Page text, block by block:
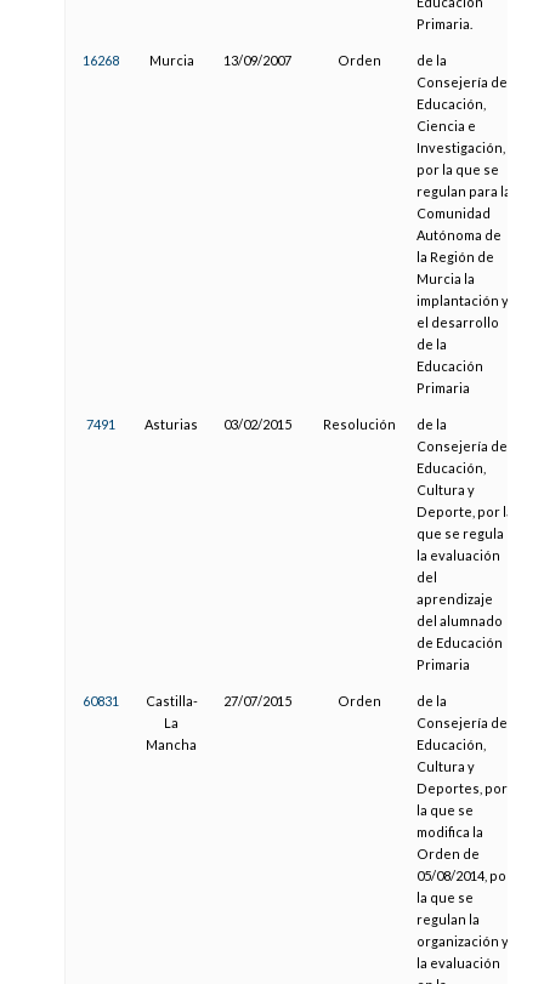
Primaria.
16268 Murcia 13/09/2007 Orden
de la
Consejería de
Educación,
Ciencia e
Investigación,
por la que se
regulan para la
Comunidad
Autónoma de
la Región de
Murcia la
implantación y
el desarrollo
de la
Educación
Primaria
7491 Asturias 03/02/2015 Resolución
de la
Consejería de
Educación,
Cultura y
Deporte, por la
que se regula
la evaluación
del
aprendizaje
del alumnado
de Educación
Primaria
60831
Castilla-
La
Mancha
27/07/2015 Orden
de la
Consejería de
Educación,
Cultura y
Deportes, por
la que se
modifica la
Orden de
05/08/2014, por
la que se
regulan la
organización y
la evaluación